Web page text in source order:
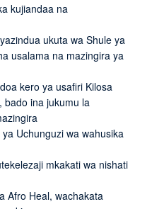
kujiandaa na
ukuta wa Shule ya
usalama na mazingira ya
kero ya usafiri Kilosa
bado ina jukumu la
Uchunguzi wa wahusika
mkakati wa nishati
Afro Heal, wachakata